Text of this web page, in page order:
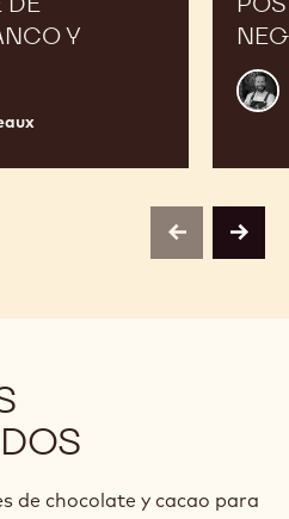
Y
previousnext
de chocolate y cacao para